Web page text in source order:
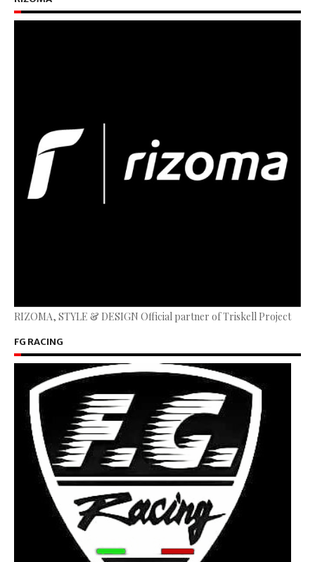
RIZOMA, STYLE & DESIGN Official partner of Triskell Project
FG RACING